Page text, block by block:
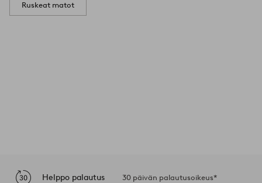
Ruskeat matot
Helppo palautus 30 päivän palautusoikeus*